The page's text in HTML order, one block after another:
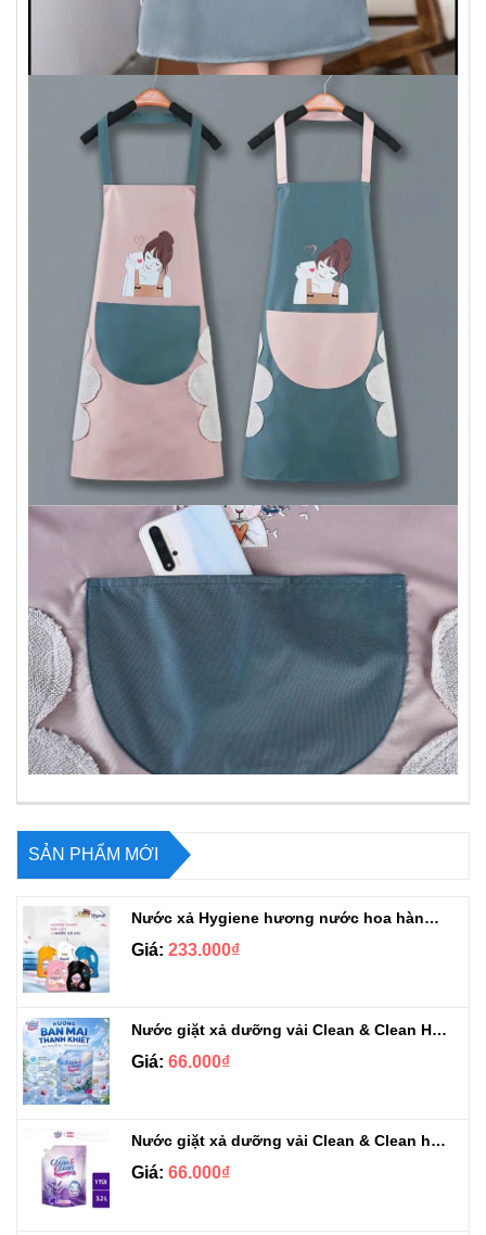
SẢN PHẨM MỚI
Nước xả Hygiene hương nước hoa hàng chuẩn Thái can 3L3
Giá: 233.000₫
Nước giặt xả dưỡng vải Clean & Clean Hương Ban Mai 3.2kg
Giá: 66.000₫
Nước giặt xả dưỡng vải Clean & Clean hương Violet 3.2kg
Giá: 66.000₫